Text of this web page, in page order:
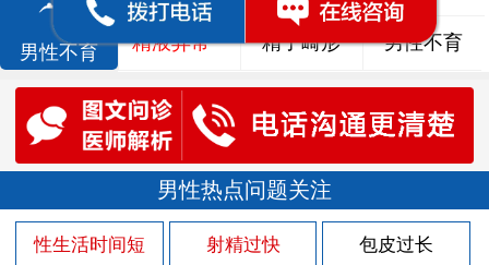
男性不育 精液异常 精子畸形 男性不育
男性热点问题关注
性生活时间短 射精过快 包皮过长